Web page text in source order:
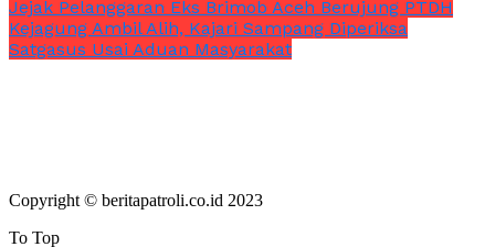
Jejak Pelanggaran Eks Brimob Aceh Berujung PTDH
Kejagung Ambil Alih, Kajari Sampang Diperiksa
Satgasus Usai Aduan Masyarakat
Copyright © beritapatroli.co.id 2023
To Top